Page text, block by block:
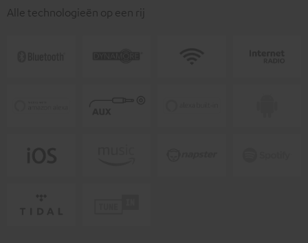
Alle technologieën op een rij